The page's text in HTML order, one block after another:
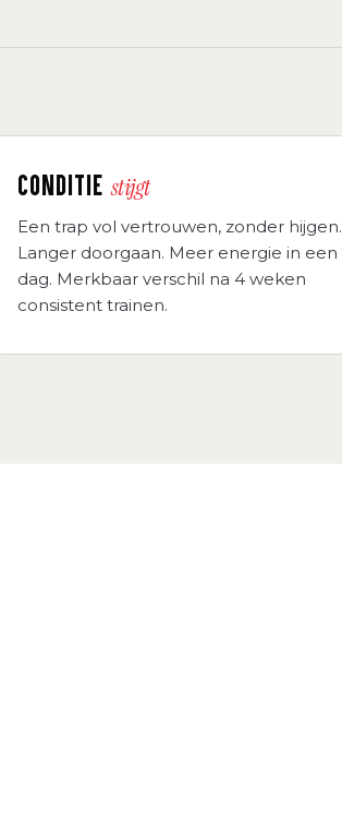
CONDITIE stijgt
Een trap vol vertrouwen, zonder hijgen.
Langer doorgaan. Meer energie in een
dag. Merkbaar verschil na 4 weken
consistent trainen.